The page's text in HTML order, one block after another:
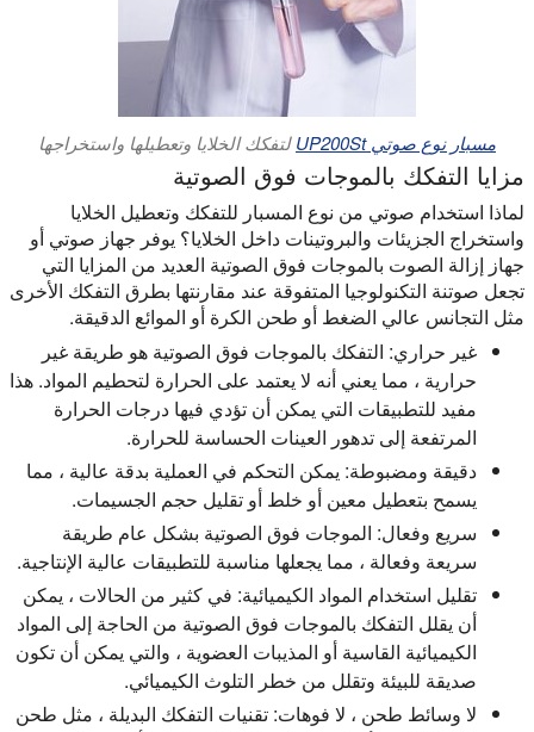
مسبار نوع صوتي UP200St لتفكك الخلايا وتعطيلها واستخراجها
مزايا التفكك بالموجات فوق الصوتية
لماذا استخدام صوتي من نوع المسبار للتفكك وتعطيل الخلايا
واستخراج الجزيئات والبروتينات داخل الخلايا؟ يوفر جهاز صوتي أو
جهاز إزالة الصوت بالموجات فوق الصوتية العديد من المزايا التي
تجعل صوتنة التكنولوجيا المتفوقة عند مقارنتها بطرق التفكك الأخرى
مثل التجانس عالي الضغط أو طحن الكرة أو الموائع الدقيقة.
غير حراري: التفكك بالموجات فوق الصوتية هو طريقة غير
حرارية ، مما يعني أنه لا يعتمد على الحرارة لتحطيم المواد. هذا
مفيد للتطبيقات التي يمكن أن تؤدي فيها درجات الحرارة
المرتفعة إلى تدهور العينات الحساسة للحرارة.
دقيقة ومضبوطة: يمكن التحكم في العملية بدقة عالية ، مما
يسمح بتعطيل معين أو خلط أو تقليل حجم الجسيمات.
سريع وفعال: الموجات فوق الصوتية بشكل عام طريقة
سريعة وفعالة ، مما يجعلها مناسبة للتطبيقات عالية الإنتاجية.
تقليل استخدام المواد الكيميائية: في كثير من الحالات ، يمكن
أن يقلل التفكك بالموجات فوق الصوتية من الحاجة إلى المواد
الكيميائية القاسية أو المذيبات العضوية ، والتي يمكن أن تكون
صديقة للبيئة وتقلل من خطر التلوث الكيميائي.
لا وسائط طحن ، لا فوهات: تقنيات التفكك البديلة ، مثل طحن